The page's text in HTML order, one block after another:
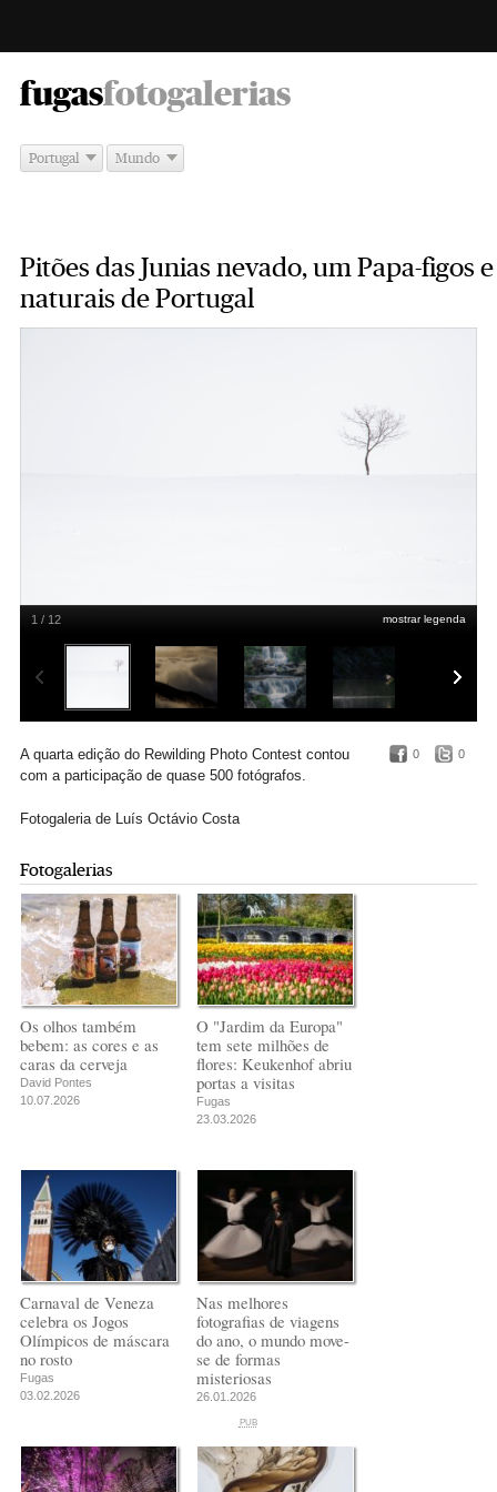
fugas -
fotogalerias
Portugal Mundo
Pitões das Junias nevado, um Papa-figos
naturais de Portugal
mostrar legenda
1 / 12
0 0
A quarta edição do RewildingPhoto Contest contou
com a participação de quase 500 fotógrafos.
Fotogaleria de Luís Octávio Costa
Fotogalerias
Os olhos também
bebem: as cores e as
caras da cerveja
David Pontes
10.07.2026
O "Jardim da Europa"
tem sete milhões de
flores: Keukenhof abriu
portas a visitas
Fugas
23.03.2026
Carnaval de Veneza
celebra os Jogos
Olímpicos de máscara
no rosto
Fugas
03.02.2026
Nas melhores
fotografias de viagens
do ano, o mundo move-
se de formas
misteriosas
26.01.2026
PUB
PUB
PUB